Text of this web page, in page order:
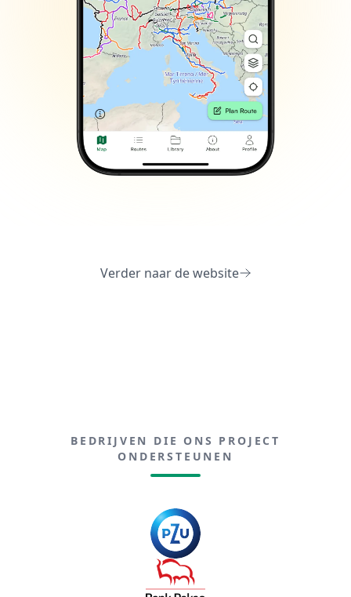
Verder naar de website
BEDRIJVEN DIE ONS PROJECT
ONDERSTEUNEN